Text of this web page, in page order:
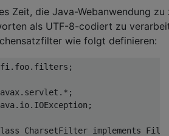
Zeit, die Java-Webanwendung
als UTF-8-codiert zu
wie folgt definieren:
fi . foo. filters ;
. servlet .*;
. io. IOException ;
CharsetFilter implements